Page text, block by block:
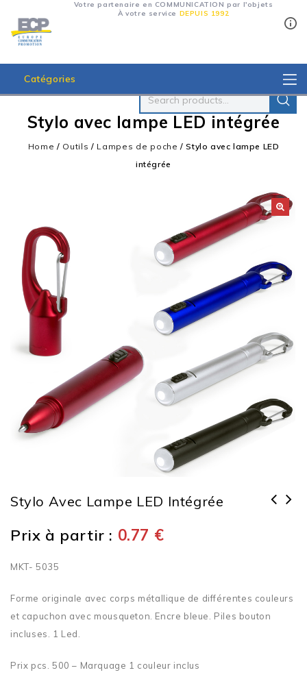
Votre partenaire en COMMUNICATION par l'objets
À votre service DEPUIS 1992
Catégories
Stylo avec lampe LED intégrée
Home / Outils / Lampes de poche /Stylo avec lampe LED
intégrée
Stylo Avec Lampe LED Intégrée
Prix à partir : 0.77 €
MKT- 5035
Forme originale avec corps métallique de différentes couleurs
et capuchon avec mousqueton. Encre bleue. Piles bouton
incluses. 1 Led.
Prix pcs. 500 – Marquage 1 couleur inclus